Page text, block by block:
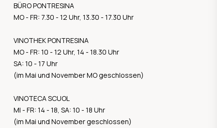
BÜRO PONTRESINA
MO - FR: 7.30 - 12 Uhr, 13.30 - 17.30 Uhr
VINOTHEK PONTRESINA
MO - FR: 10 - 12 Uhr, 14 - 18.30 Uhr
SA: 10 - 17 Uhr
(im Mai und November MO geschlossen)
VINOTECA SCUOL
MI - FR: 14 - 18, SA: 10 - 18 Uhr
(im Mai und November geschlossen)